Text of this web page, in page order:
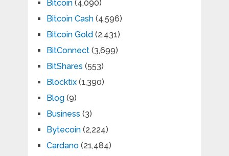
Bitcoin(4,090)
Bitcoin Cash(4,596)
Bitcoin Gold (2,431)
BitConnect(3,699)
BitShares (553)
Blocktix(1,390)
Blog(9)
Business (3)
Bytecoin(2,224)
Cardano(21,484)